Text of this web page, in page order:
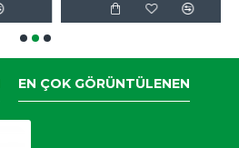
EN ÇOK GÖRÜNTÜLENEN